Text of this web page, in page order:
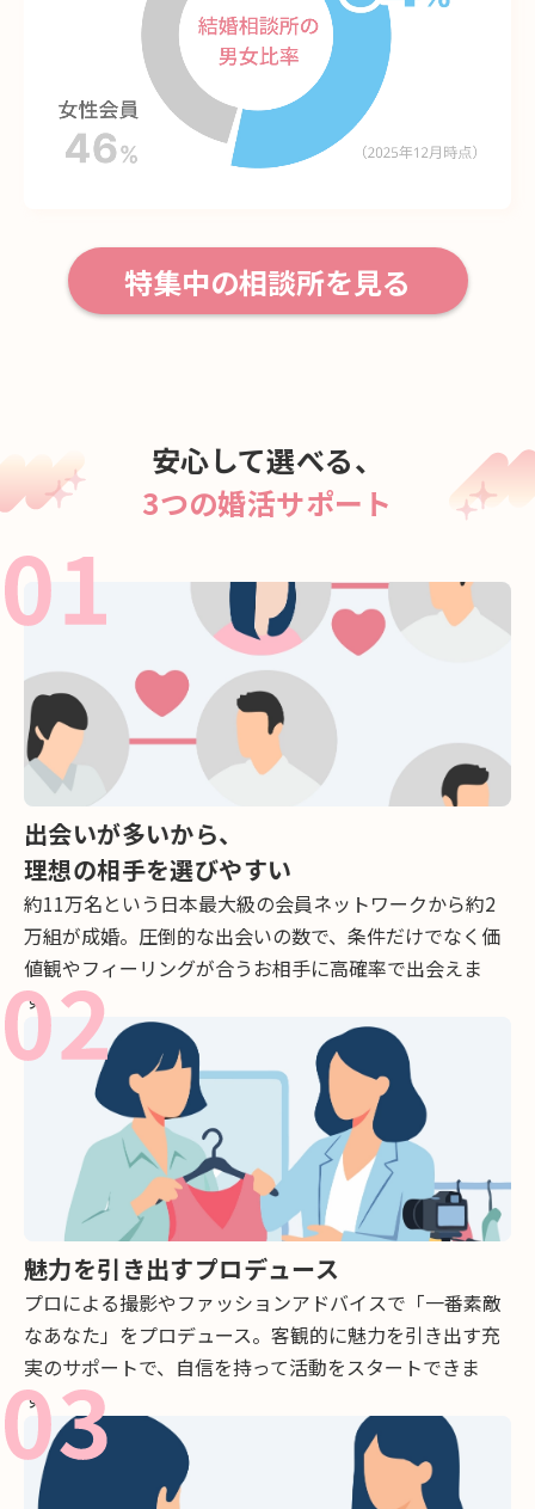
特集中の相談所を見る
安心して選べる、
3つの婚活サポート
出会いが多いから、
理想の相手を選びやすい
約11万名という日本最大級の会員ネットワークから約2
万組が成婚。 圧倒的な出会いの数で、条件だけでなく価
値観やフィーリングが合うお相手に高確率で出会えま
す。
魅力を引き出すプロデュース
プロによる撮影やファッションアドバイスで「一番素敵
なあなた」をプロデュース。客観的に魅力を引き出す充
実のサポートで、自信を持って活動をスタートできま
す。